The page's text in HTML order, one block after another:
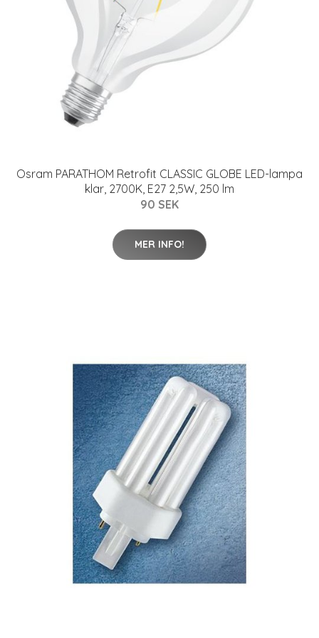
Osram PARATHOM Retrofit CLASSIC GLOBE LED-lampa
klar, 2700K, E27 2,5W, 250 lm
90 SEK
MER INFO!